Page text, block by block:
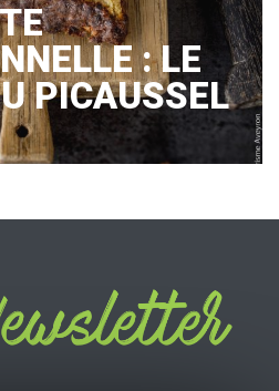
: LE
PICAUSSEL